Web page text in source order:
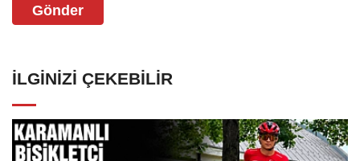
Gönder
İLGINIZI ÇEKEBILIR